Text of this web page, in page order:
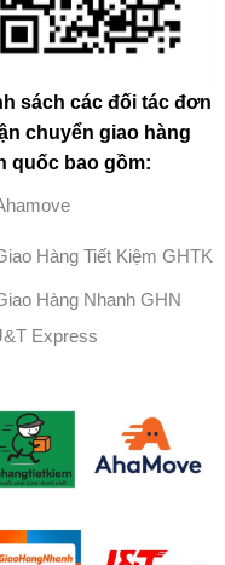
sách các đối tác đơn
chuyển giao hàng
quốc bao gồm:
Hàng Tiết Kiệm GHTK
Hàng Nhanh GHN
Express